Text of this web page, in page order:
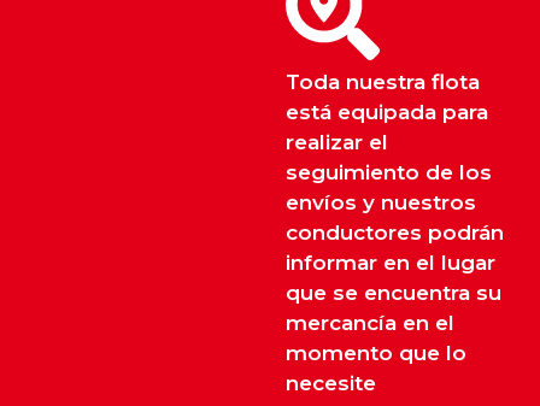
Toda nuestra flota
está equipada para
realizar el
seguimiento de los
envíos y nuestros
conductores podrán
informar en el lugar
que se encuentra su
mercancía en el
momento que lo
necesite